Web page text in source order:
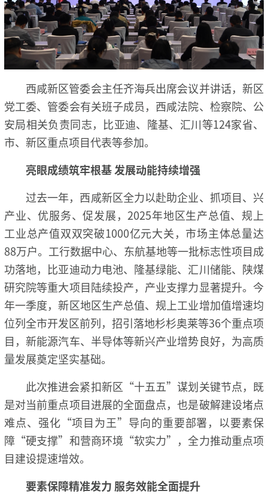
西咸新区管委会主任齐海兵出席会议并讲话，新区
党工委、管委会有关班子成员，西咸法院、检察院、公
安局相关负责同志，比亚迪、隆基、汇川等124家省、
市、新区重点项目代表等参加。
亮眼成绩筑牢根基 发展动能持续增强
过去一年，西咸新区全力以赴助企业、抓项目、兴
产业、优服务、促发展，2025年地区生产总值、规上
工业总产值双双突破1000亿元大关，市场主体总量达
88万户。工行数据中心、东航基地等一批标志性项目成
功落地，比亚迪动力电池、隆基绿能、汇川储能、陕煤
研究院等重大项目陆续投产，产业支撑力显著提升。今
年一季度，新区地区生产总值、规上工业增加值增速均
位列全市开发区前列，招引落地杉杉奥莱等36个重点项
目，新能源汽车、半导体等新兴产业增势良好，为高质
量发展奠定坚实基础。
此次推进会紧扣新区“十五五”谋划关键节点，既
是对当前重点项目进展的全面盘点，也是破解建设堵点
难点、强化“项目为王”导向的重要部署，以要素保
障“硬支撑”和营商环境“软实力”，全力推动重点项
目建设提速增效。
要素保障精准发力 服务效能全面提升